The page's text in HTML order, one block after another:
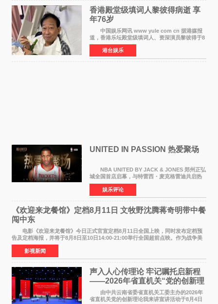
香港殿堂级填词人黎彼得病逝 享
年76岁​
中国娱乐网讯 www yule com cn 据港媒报
道，香港乐坛殿堂级填词人、资深演员黎彼得于8
月5日上午因病离世，终年76岁。好友钟志光透
露，黎彼得今年3月中风后便卧床休养，身体机能
持续衰退，最
港台娱乐
UNITED IN PASSION 热爱聚场
NBA UNITED BY JACK & JONES 郑州正弘
城全国首店启幕，与特雷西・麦克格雷迪共启热
爱 2026 年7 月21 日，
NBAUNITEDBYJACK&JONES 全国首店，于郑
州正弘城正式启幕。NBA 传奇球星
娱乐评论
《欢迎来龙餐馆》定档8月11日 文牧野沈腾蒋奇明带中餐
闯中东
电影《欢迎来龙餐馆》今日正式官宣定档8月11日全国上映，同时发布定档预
告及定档海报，并将于8月8日至10日14:00-21:00举行全国超前点映。作为战争美
食大片，影片讲述的是中国厨师徐福（沈腾
影视新闻
声入人心传理论 牢记嘱托启新程
——2026年省直机关“党的创新理
论我来讲”宣讲活动圆满落幕
由中共云南省委省直机关工委主办的2026年
省直机关党的创新理论我来讲宣讲活动于8月4日